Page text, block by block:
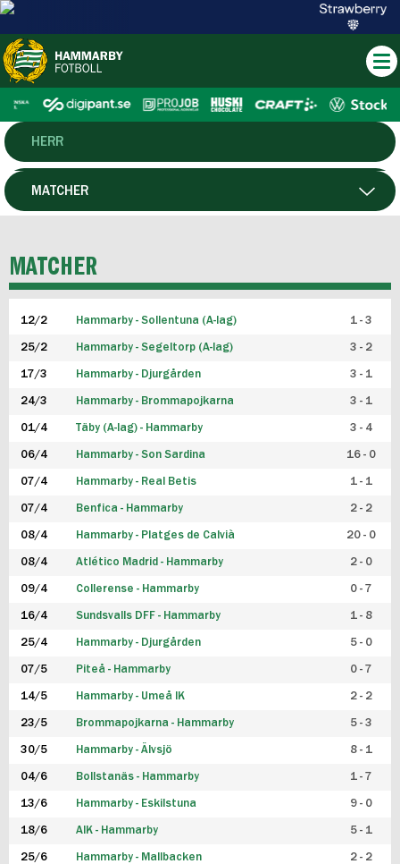
HERR
DAM
P19
F19
FUTSAL HERR
FUTSAL DAM
MATCHER
MATCHER
12/2 Hammarby - Sollentuna (A-lag) 1 - 3
25/2 Hammarby - Segeltorp (A-lag) 3 - 2
17/3 Hammarby - Djurgården 3 - 1
24/3 Hammarby - Brommapojkarna 3 - 1
01/4 Täby (A-lag) - Hammarby 3 - 4
06/4 Hammarby - Son Sardina 16 - 0
07/4 Hammarby - Real Betis 1 - 1
07/4 Benfica - Hammarby 2 - 2
08/4 Hammarby - Platges de Calvià 20 - 0
08/4 Atlético Madrid - Hammarby 2 - 0
09/4 Collerense - Hammarby 0 - 7
16/4 Sundsvalls DFF - Hammarby 1 - 8
25/4 Hammarby - Djurgården 5 - 0
07/5 Piteå - Hammarby 0 - 7
14/5 Hammarby - Umeå IK 2 - 2
23/5 Brommapojkarna - Hammarby 5 - 3
30/5 Hammarby - Älvsjö 8 - 1
04/6 Bollstanäs - Hammarby 1 - 7
13/6 Hammarby - Eskilstuna 9 - 0
18/6 AIK - Hammarby 5 - 1
25/6 Hammarby - Mallbacken 2 - 2